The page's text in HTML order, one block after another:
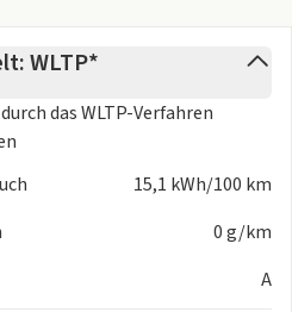
ohne km Elektro-Fahrzeug
WLTP*
dasWLTP-Verfahren
15,1 kWh/100 km
0 g/km
A